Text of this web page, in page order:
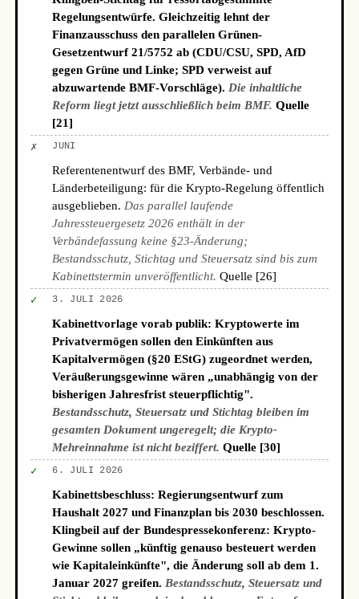
Regelungsentwürfe. Gleichzeitig lehnt der
Finanzausschuss den parallelen Grünen-
Gesetzentwurf 21/5752 ab (CDU/CSU, SPD, AfD
gegen Grüne und Linke; SPD verweist auf
abzuwartende BMF-Vorschläge). Die inhaltliche
Reform liegt jetzt ausschließlich beim BMF. Quelle
[21]
✗ JUNI
Referentenentwurf des BMF, Verbände- und
Länderbeteiligung: für die Krypto-Regelung öffentlich
ausgeblieben. Das parallel laufende
Jahressteuergesetz 2026 enthält in der
Verbändefassung keine §23-Änderung;
Bestandsschutz, Stichtag und Steuersatz sind bis zum
Kabinettstermin unveröffentlicht. Quelle [26]
✓ 3. JULI 2026
Kabinettvorlage vorab publik: Kryptowerte im
Privatvermögen sollen den Einkünften aus
Kapitalvermögen (§20 EStG) zugeordnet werden,
Veräußerungsgewinne wären „unabhängig von der
bisherigen Jahresfrist steuerpflichtig".
Bestandsschutz, Steuersatz und Stichtag bleiben im
gesamten Dokument ungeregelt; die Krypto-
Mehreinnahme ist nicht beziffert. Quelle [30]
✓ 6. JULI 2026
Kabinettsbeschluss: Regierungsentwurf zum
Haushalt 2027 und Finanzplan bis 2030 beschlossen.
Klingbeil auf der Bundespressekonferenz: Krypto-
Gewinne sollen „künftig genauso besteuert werden
wie Kapitaleinkünfte", die Änderung soll ab dem 1.
Januar 2027 greifen. Bestandsschutz, Steuersatz und